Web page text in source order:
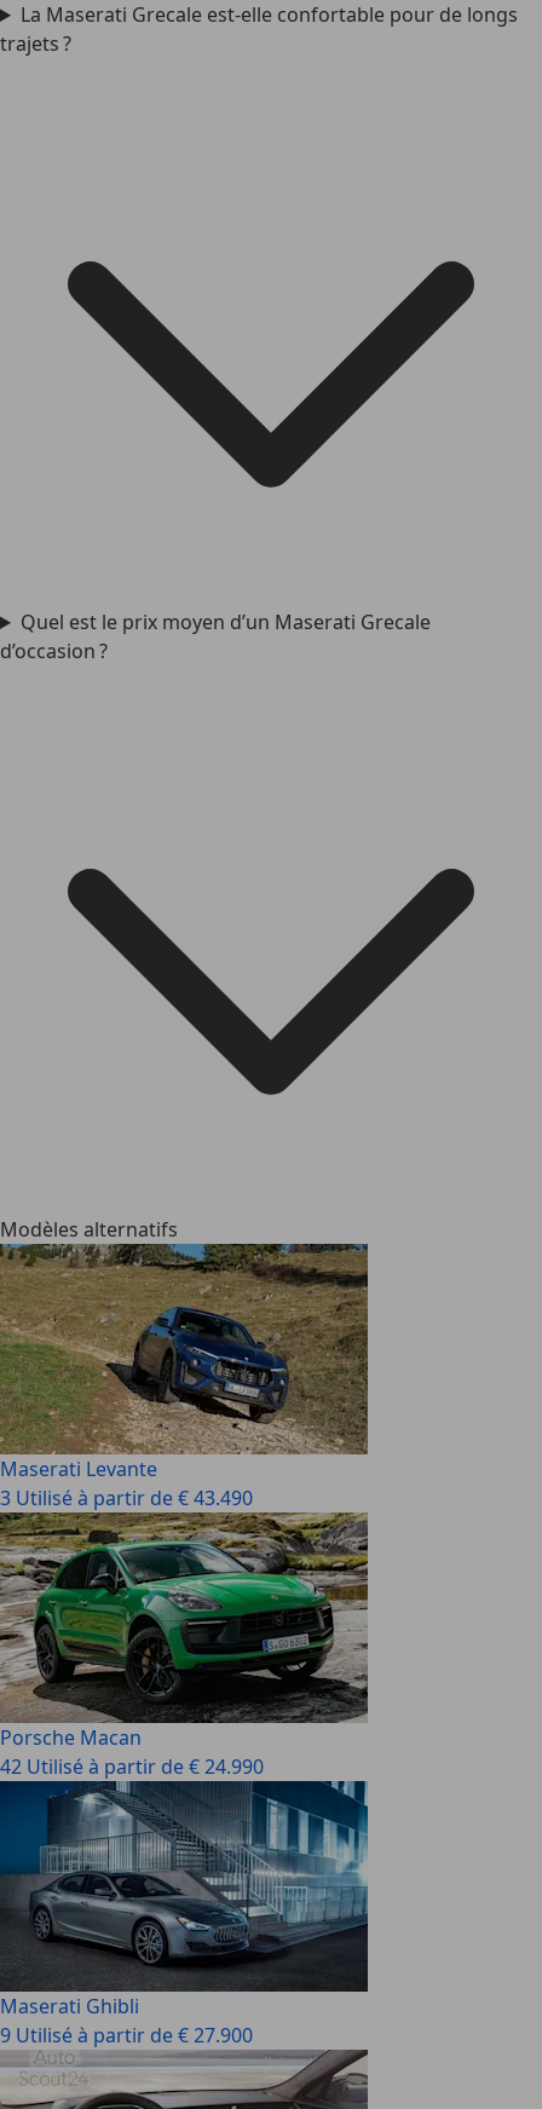
La Maserati Grecale est-elle confortable pour de longs
trajets ?
Quel est le prix moyen d’un Maserati Grecale
d’occasion ?
Modèles alternatifs
Maserati Levante
3 Utilisé à partir de € 43.490
Porsche Macan
42 Utilisé à partir de € 24.990
Maserati Ghibli
9 Utilisé à partir de € 27.900